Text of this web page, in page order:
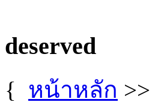
deserved
{ หน้าหลัก >>